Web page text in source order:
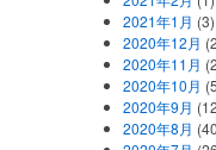
2021年1月 (3)
2020年12月
2020年11月
2020年10月
2020年9月
2020年8月